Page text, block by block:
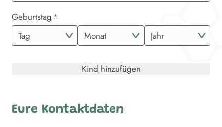
Geburtstag
Kind hinzufügen
Eure Kontaktdaten